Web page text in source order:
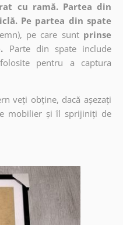
cu ramă. Partea din
Pe partea din spate
pe care sunt prinse
Parte din spate include
pentru a captura
veți obține, dacă așezați
mobilier și îl sprijiniți de